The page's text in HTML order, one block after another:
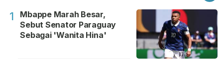
1
Mbappe Marah Besar,
Sebut Senator Paraguay
Sebagai 'Wanita Hina'